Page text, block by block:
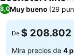
3
8,0Muy bueno (29
De $ 208.802
Mira precios de 4